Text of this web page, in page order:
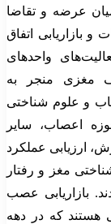
عرضه و تقاضا
بازاریابی اتفاق
واحدهای
مغزی منجر به
و علوم شناختی
اعصاب، سایر
ارزیابی عملکرد
مغز و رفتار
بازاریابی عصب
هستند که در دهه